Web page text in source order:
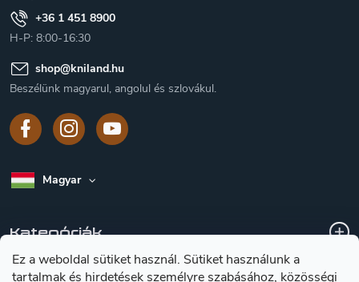
Ez a weboldal sütiket használ. Sütiket használunk a
tartalmak és hirdetések személyre szabásához, közösségi
+36 1 451 8900
H-P: 8:00-16:30
shop@kniland.hu
Beszélünk magyarul, angolul és szlovákul.
Magyar
Kategóriák